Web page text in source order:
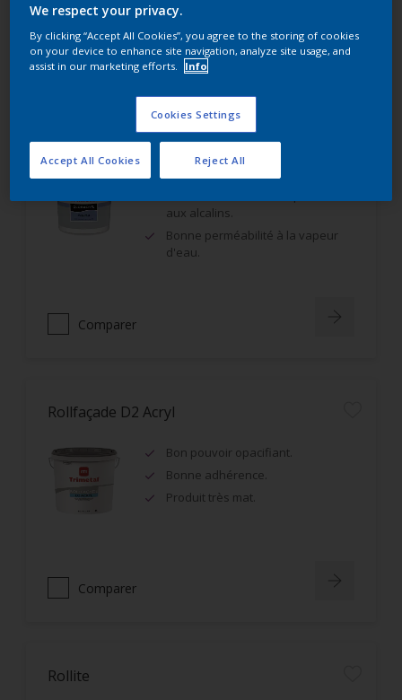
Comparer
Globacryl Mat
Pouvoir opacifiant élevé.
aux alcalins.
Bonne perméabilité à la vapeur
d'eau.
Comparer
Rollfaçade D2 Acryl
Bon pouvoir opacifiant.
Bonne adhérence.
Produit très mat.
Comparer
Rollite
We respect your privacy.
By clicking “Accept All Cookies”, you agree to the storing of cookies
on your device to enhance site navigation, analyze site usage, and
assist in our marketing efforts.
Info
Cookies Settings
Reject All
Accept All Cookies